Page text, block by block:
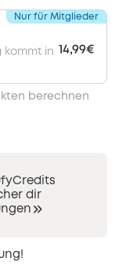
kommt in 14,99€
Nur für Mitglieder
berechnen
dir